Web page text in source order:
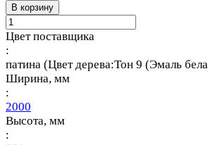
В корзину
Цвет поставщика
:
патина (Цвет дерева:Тон 9 (Эмаль
Ширина, мм
:
2000
Высота, мм
: